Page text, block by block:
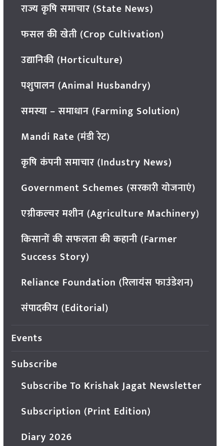
राज्य कृषि समाचार (State News)
फसल की खेती (Crop Cultivation)
उद्यानिकी (Horticulture)
पशुपालन (Animal Husbandry)
समस्या – समाधान (Farming Solution)
Mandi Rate (मंडी रेट)
कृषि कंपनी समाचार (Industry News)
Government Schemes (सरकारी योजनाएं)
एग्रीकल्चर मशीन (Agriculture Machinery)
किसानों की सफलता की कहानी (Farmer
Success Story)
Reliance Foundation (रिलायंस फाउंडेशन)
संपादकीय (Editorial)
Events
Subscribe
Subscribe To Krishak Jagat Newsletter
Subscription (Print Edition)
Diary 2026